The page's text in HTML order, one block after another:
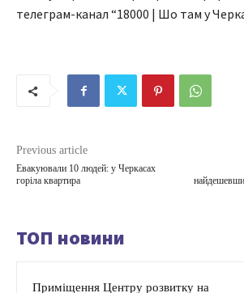
телеграм-канал “18000 | Шо там у
Previous article
Евакуювали 10 людей: у Черкасах
горіла квартира
ТОП новини
Приміщення Центру розвитку на